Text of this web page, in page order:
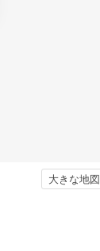
大きな地図